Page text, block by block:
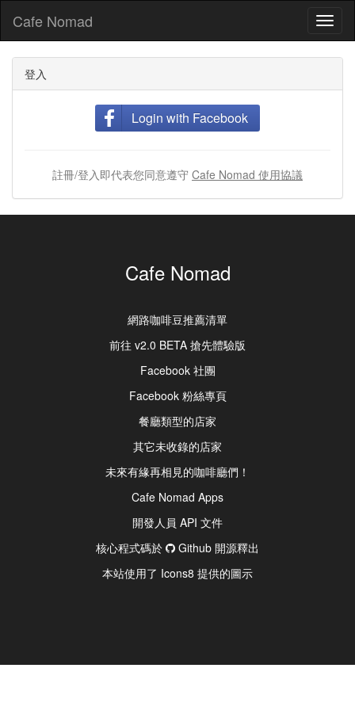
Cafe Nomad
登入
Login with Facebook
註冊/登入即代表您同意遵守 Cafe Nomad 使用協議
Cafe Nomad
網路咖啡豆推薦清單
前往 v2.0 BETA 搶先體驗版
Facebook 社團
Facebook 粉絲專頁
餐廳類型的店家
其它未收錄的店家
未來有緣再相見的咖啡廳們！
Cafe Nomad Apps
開發人員 API 文件
核心程式碼於
Github 開源釋出
本站使用了 Icons8 提供的圖示